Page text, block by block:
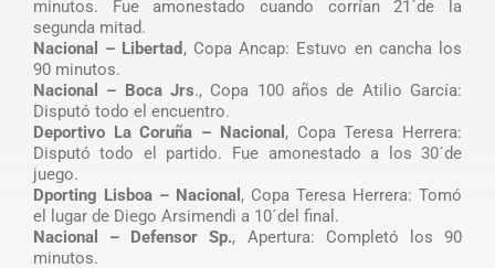
minutos. Fue amonestado cuando corrían 21´de la
segunda mitad.
Nacional – Libertad , Copa Ancap: Estuvo en cancha los
90 minutos.
Nacional – Boca Jrs., Copa 100 años de Atilio García:
Disputó todo el encuentro.
Deportivo La Coruña – Nacional , Copa Teresa Herrera:
Disputó todo el partido. Fue amonestado a los 30´de
juego.
Dporting Lisboa – Nacional , Copa Teresa Herrera: Tomó
el lugar de Diego Arsimendi a 10´del final.
Nacional – Defensor Sp., Apertura: Completó los 90
minutos.